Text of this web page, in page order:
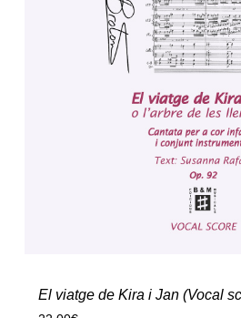
El viatge de Kira i Jan (Vocal